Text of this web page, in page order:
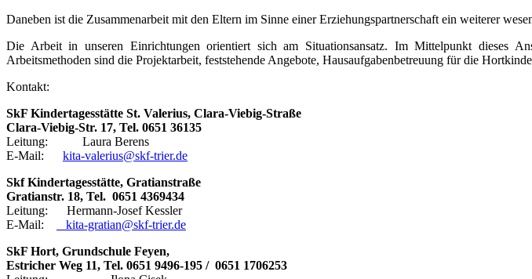
Daneben ist die Zusammenarbeit mit den Eltern im Sinne einer Erziehungspartnerschaft ein weiterer
Die Arbeit in unseren Einrichtungen orientiert sich am Situationsansatz. Im Mittelpunkt dieses
Arbeitsmethoden sind die Projektarbeit, feststehende Angebote, Hausaufgabenbetreuung für die
Kontakt:
SkF Kindertagesstätte St. Valerius, Clara-Viebig-Straße
Clara-Viebig-Str. 17, Tel. 0651 36135
Leitung: Laura Berens
E-Mail: kita-valerius@skf-trier.de
Skf Kindertagesstätte, Gratianstraße
Gratianstr. 18, Tel. 0651 4369434
Leitung: Hermann-Josef Kessler
E-Mail:
kita-gratian@skf-trier.de
SkF Hort, Grundschule Feyen,
Estricher Weg 11, Tel. 0651 9496-195 / 0651 1706253